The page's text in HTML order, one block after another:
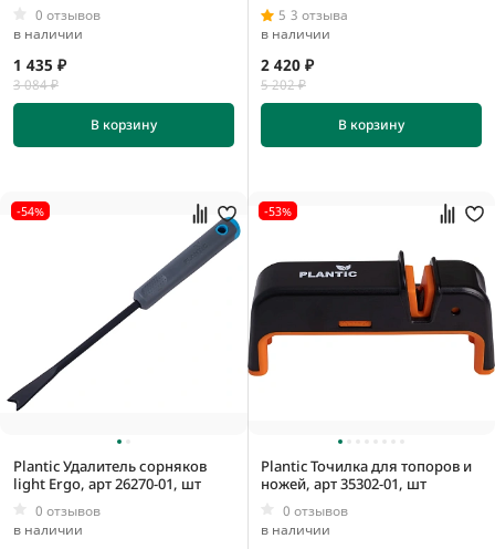
1005 мм
1050 мм
1120 мм
100 мм
105 мм
0 отзывов
в наличии
1 435 ₽
3 084 ₽
В корзину
5 3 отзыва
в наличии
2 420 ₽
5 202 ₽
В корзину
-54%
Plantic Удалитель сорняков
light Ergo, арт 26270-01, шт
0 отзывов
в наличии
-53%
Plantic Точилка для топоров и
ножей, арт 35302-01, шт
0 отзывов
в наличии